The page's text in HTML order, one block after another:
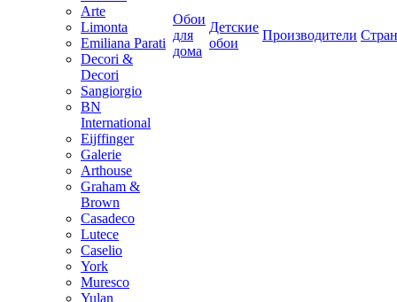
Arte
Limonta
Emiliana Parati
Decori &
Decori
Sangiorgio
BN
International
Eijffinger
Galerie
Arthouse
Graham &
Brown
Casadeco
Lutece
Caselio
York
Muresco
Yulan
Обои
для
дома
Детские
обои
Производители